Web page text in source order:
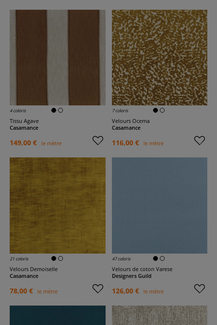
4 coloris
Tissu Agave
Casamance
149,00 € le mètre
7 coloris
Velours Ocema
Casamance
116,00 € le mètre
21 coloris
Velours Demoiselle
Casamance
78,00 € le mètre
47 coloris
Velours de coton Varese
Designers Guild
126,00 € le mètre